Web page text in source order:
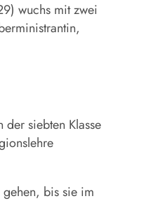
wuchs mit zwei
siebten Klasse
bis sie im